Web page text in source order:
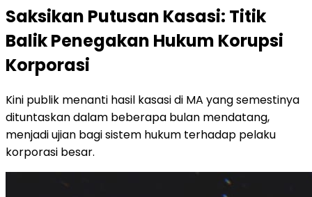
Saksikan Putusan Kasasi: Titik
Balik Penegakan Hukum Korupsi
Korporasi
Kini publik menanti hasil kasasi di MA yang semestinya
dituntaskan dalam beberapa bulan mendatang,
menjadi ujian bagi sistem hukum terhadap pelaku
korporasi besar.